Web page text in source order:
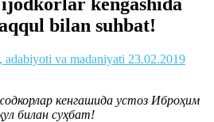
bilan suhbat!
adabiyoti va madaniyati 23.02.2019
кенгашида устоз Иброҳим
билан суҳбат!